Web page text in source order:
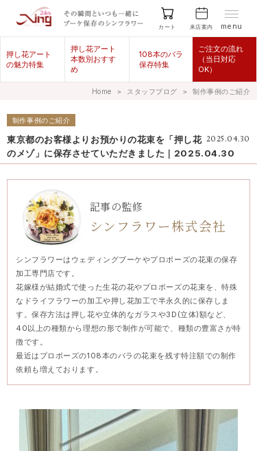
カート 来店案内 menu
押し花アート
の魅力特集
押し花アート
本数別おすす
め
108本のバラ
保存特集
ご注文の流れ
（当日対応
OK）
Home ＞ スタッフブログ ＞ 制作事例のご紹介
制作事例のご紹介
2025.04.30
東京都のお客様よりお預かりの花束を「押し花
のメゾ」に保存させていただきました｜2025.04.30
記事の監修
シンフラワー株式会社
シンフラワーはウェディングブーケやプロポーズの花束の保存
加工専門店です。
花嫁様が結婚式で使った生花の花やプロポーズの花束を、特殊
なドライフラワーの加工や押し花加工で半永久的に保存しま
す。保存方法は押し花や立体的なガラスや3D(立体)額など、
40以上の種類から理想の形で制作が可能で、種類の豊富さが特
徴です。
最近はプロポーズの108本のバラの花束を残す特注額での制作
依頼も増えております。